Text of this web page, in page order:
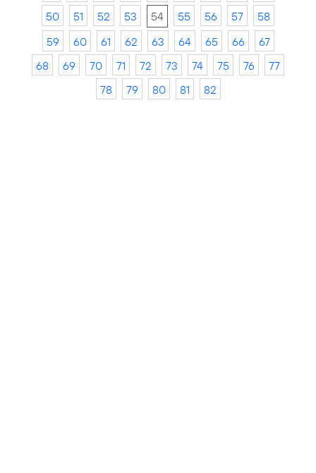
50
51 52 53 54 55 56 57
58
59
60 61 62 63 64 65 66
67
68
69 70 71 72 73 74 75 76
77
78
79 80 81 82